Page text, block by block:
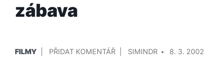
zábava
V
FILMY PŘIDAT KOMENTÁŘNA
SIMINDR
8. 3. 2002